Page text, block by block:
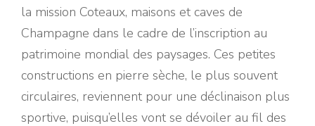
la mission Coteaux, maisons et caves de
Champagne dans le cadre de l’inscription au
patrimoine mondial des paysages. Ces petites
constructions en pierre sèche, le plus souvent
circulaires, reviennent pour une déclinaison plus
sportive, puisqu’elles vont se dévoiler au fil des